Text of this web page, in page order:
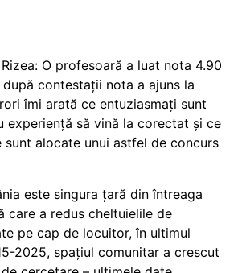
O profesoară a luat nota 4.90
contestații nota a ajuns la
îmi arată ce entuziasmați sunt
experiență să vină la corectat și ce
sunt alocate unui astfel de concurs
este singura țară din întreaga
care a redus cheltuielile de
pe cap de locuitor, în ultimul
2025, spațiul comunitar a crescut